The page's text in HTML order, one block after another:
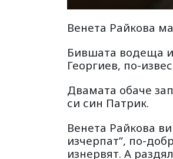
Венета Райкова
Бившата водеща и
Георгиев, по-
Двамата обаче
си син Патрик.
Венета Райкова
изчерпат“, по-
изнервят. А